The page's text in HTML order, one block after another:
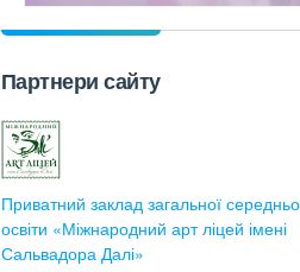
Партнери сайту
Приватний заклад загальної
освіти «Міжнародний арт ліцей імені
Сальвадора Далі»